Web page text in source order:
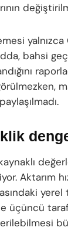
yalnızca
bahsi
Aktarım
üçüncü